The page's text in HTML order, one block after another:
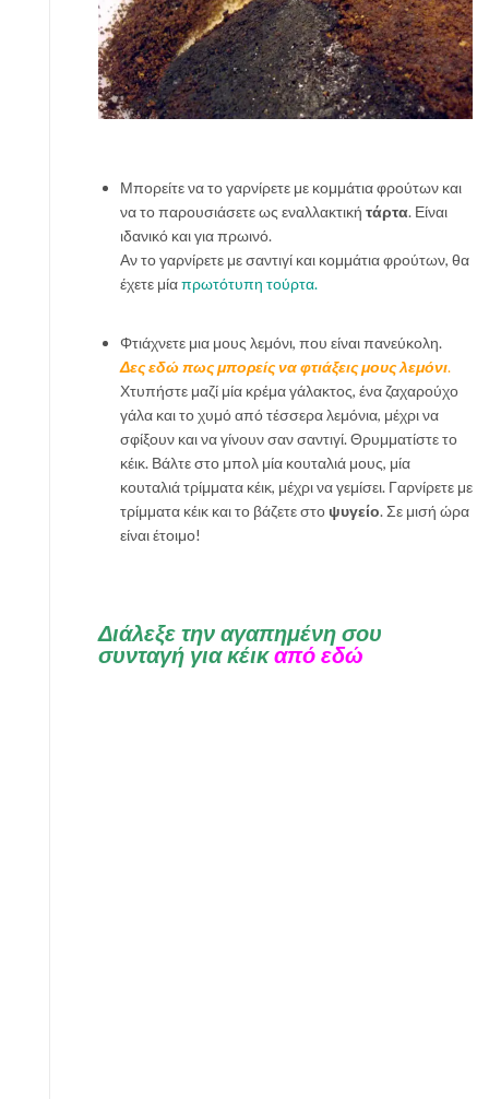
Μπορείτε να το γαρνίρετε με κομμάτια φρούτων και
να το παρουσιάσετε ως εναλλακτική τάρτα. Είναι
ιδανικό και για πρωινό.
Αν το γαρνίρετε με σαντιγί και κομμάτια φρούτων, θα
έχετε μίαπρωτότυπη τούρτα.
Φτιάχνετε μια μους λεμόνι, που είναι πανεύκολη.
Δες εδώ πως μπορείς να φτιάξεις μους λεμόνι.
Χτυπήστε μαζί μία κρέμα γάλακτος, ένα ζαχαρούχο
γάλα και το χυμό από τέσσερα λεμόνια, μέχρι να
σφίξουν και να γίνουν σαν σαντιγί. Θρυμματίστε το
κέικ. Βάλτε στο μπολ μία κουταλιά μους, μία
κουταλιά τρίμματα κέικ, μέχρι να γεμίσει. Γαρνίρετε με
τρίμματα κέικ και το βάζετε στο ψυγείο. Σε μισή ώρα
είναι έτοιμο!
Διάλεξε την αγαπημένη σου
συνταγή για κέικαπό εδώ